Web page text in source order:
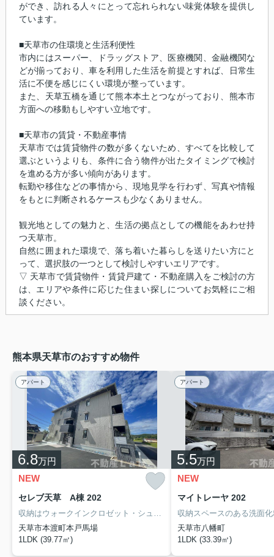
ができ、訪れる人々にとって忘れられない味覚体験を提供し
ています。
■天草市の住環境と生活利便性
市内にはスーパー、ドラッグストア、医療機関、金融機関な
どが揃っており、車を利用した生活を前提とすれば、日常生
活に不便を感じにくい環境が整っています。
また、天草五橋を通じて熊本本土とつながっており、熊本市
方面への移動もしやすい立地です。
■天草市の賃貸・不動産事情
天草市では賃貸物件の数が多くないため、すべてを比較して
選ぶというよりも、条件に合う物件が出たタイミングで検討
を進める方が多い傾向があります。
転勤や移住などの事情から、現地見学を行わず、写真や情報
をもとに判断されるケースも少なくありません。
観光地としての魅力と、生活の拠点としての機能をあわせ持
つ天草市。
自然に囲まれた環境で、落ち着いた暮らしを送りたい方にと
って、選択肢の一つとして検討しやすいエリアです。
▽ 天草市で賃貸物件・賃貸戸建て・不動産購入をご検討の方
は、エリアや条件に応じた住まい探しについてお気軽にご相
談ください。
熊本県天草市のおすすめ物件
アパート
6.8万円
NEW
セレブ天草 A棟 202
天草市本渡町本戸馬場
1LDK (39.77㎡)
アパート
5.5万円
NEW
マイトレーヤ 202
天草市八幡町
1LDK (33.39㎡)